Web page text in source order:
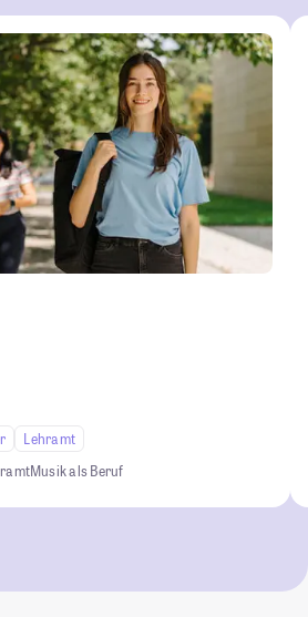
Lehramt
Musik als Beruf